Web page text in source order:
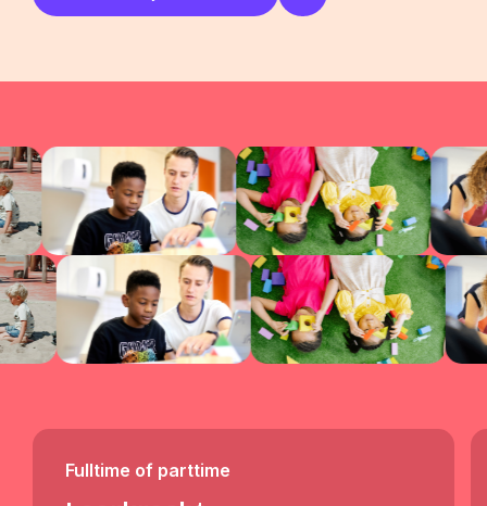
Fulltime of parttime